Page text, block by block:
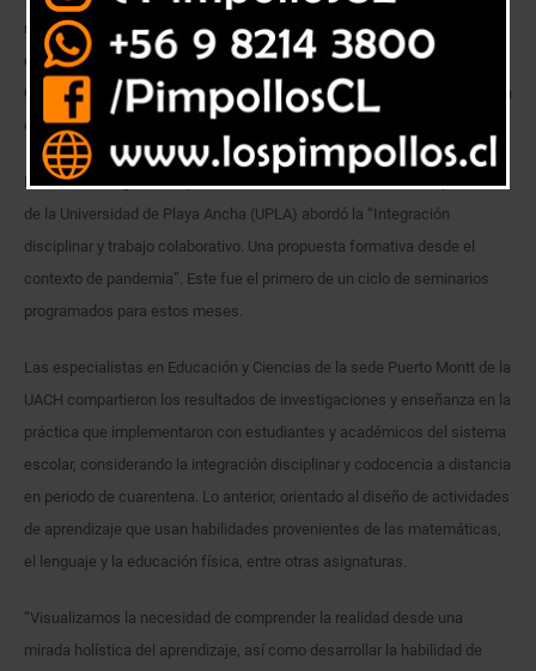
resolver problemas cotidianos y enriquecer la formación inicial docente
en ciencias realizaron las académicas de la Universidad Austral de
Chile, Marcela Silva y Catalina Iturbe, en el seminario “Acercándonos a la
ciencia en contextos de confinamiento por pandemia”.
La actividad organizada por la Facultad de Ciencias Naturales y Exactas
de la Universidad de Playa Ancha (UPLA) abordó la “Integración
disciplinar y trabajo colaborativo. Una propuesta formativa desde el
contexto de pandemia”. Este fue el primero de un ciclo de seminarios
programados para estos meses.
Las especialistas en Educación y Ciencias de la sede Puerto Montt de la
UACH compartieron los resultados de investigaciones y enseñanza en la
práctica que implementaron con estudiantes y académicos del sistema
escolar, considerando la integración disciplinar y codocencia a distancia
en periodo de cuarentena. Lo anterior, orientado al diseño de actividades
de aprendizaje que usan habilidades provenientes de las matemáticas,
el lenguaje y la educación física, entre otras asignaturas.
“Visualizamos la necesidad de comprender la realidad desde una
mirada holística del aprendizaje, así como desarrollar la habilidad de